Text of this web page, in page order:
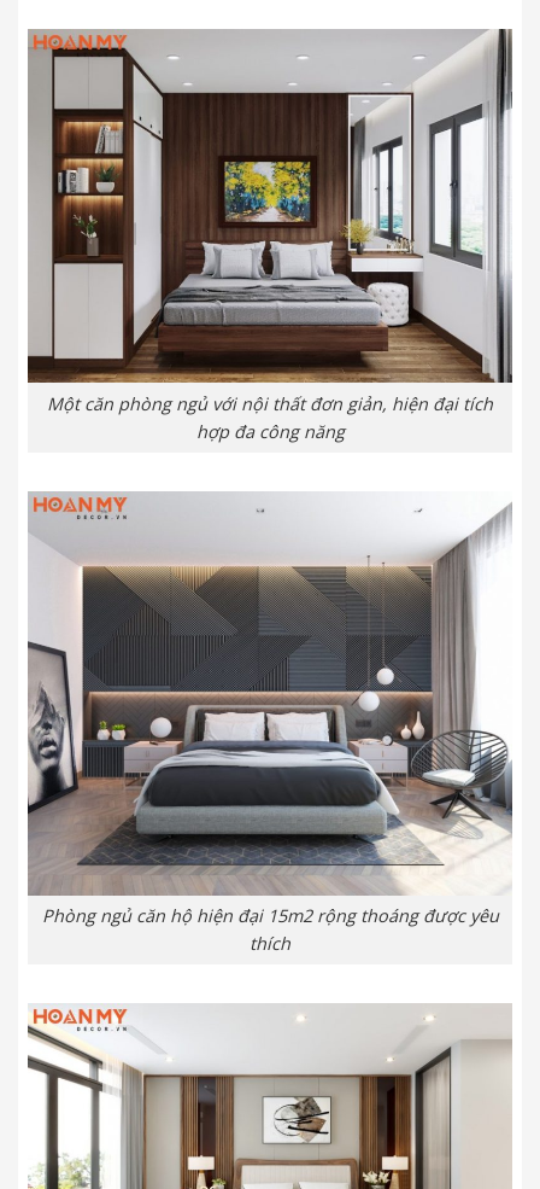
Một căn phòng ngủ với nội thất đơn giản, hiện đại tích
hợp đa công năng
Phòng ngủ căn hộ hiện đại 15m2 rộng thoáng được yêu
thích